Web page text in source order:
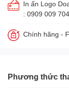
In ấn Logo
: 0909 009 704
Chính hãng -
Phương thức